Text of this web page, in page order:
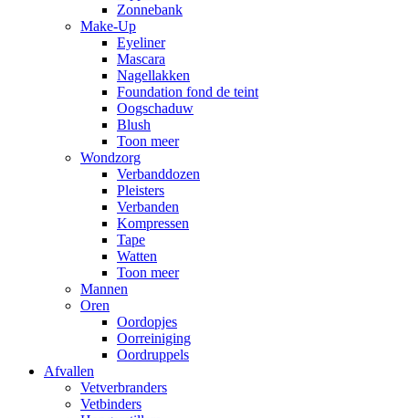
Zonnebank
Make-Up
Eyeliner
Mascara
Nagellakken
Foundation fond de teint
Oogschaduw
Blush
Toon meer
Wondzorg
Verbanddozen
Pleisters
Verbanden
Kompressen
Tape
Watten
Toon meer
Mannen
Oren
Oordopjes
Oorreiniging
Oordruppels
Afvallen
Vetverbranders
Vetbinders